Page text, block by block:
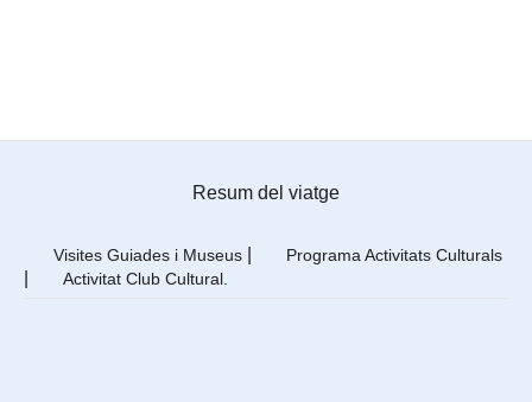
Resum del viatge
Visites Guiades i Museus Programa Activitats Culturals
Activitat Club Cultural.